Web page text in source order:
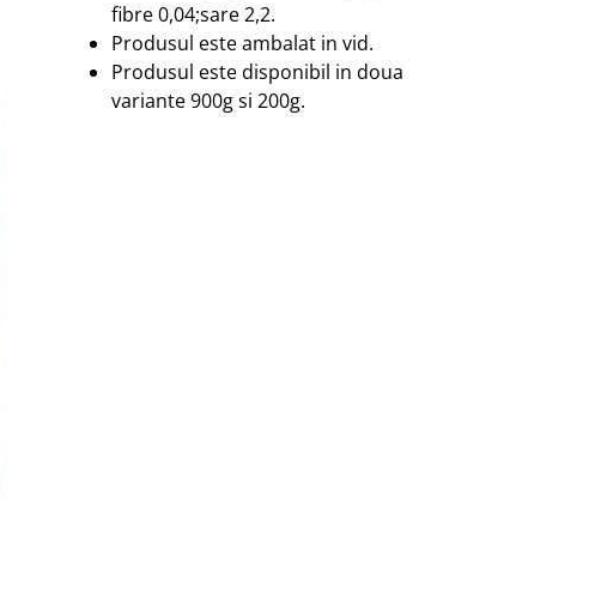
fibre 0,04;sare 2,2.
Produsul este ambalat in vid.
Produsul este disponibil in doua
variante 900g si 200g.